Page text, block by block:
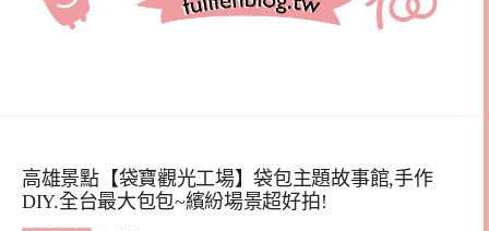
高雄景點【袋寶觀光工場】袋包主題故事館,手作
DIY.全台最大包包~繽紛場景超好拍!